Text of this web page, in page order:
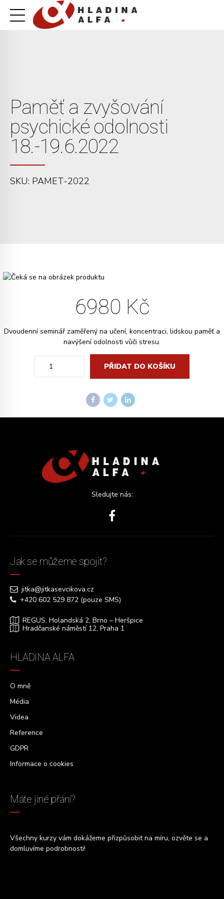
Paměť a zvyšování
psychické odolnosti
18.-19.6.2022
SKU: PAMET-2022
6980 Kč
Dvoudenní seminář zaměřený na učení, koncentraci, lidskou paměť a
navýšení odolnosti vůči stresu.
PŘIDAT DO KOŠÍKU
Sledujte nás:
Jak se můžeme spojit?
jitka@jitkasevcikova.cz
+420 602 529 872 (pouze SMS)
REGUS, Holandská 2, Brno – Heršpice
Hradčanské náměstí 12, Praha 1
HLADINA ALFA
O mně
Média
Videa
Reference
GDPR
Informace o cookies
Máte jiné přání?
Všechny kurzy vám dokážeme přizpůsobit na míru, ozvěte se a
domluvíme podrobnosti!